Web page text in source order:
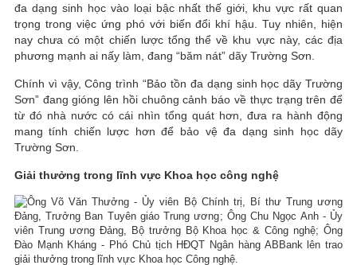
đa dạng sinh học vào loại bậc nhất thế giới, khu vực rất quan
trọng trong việc ứng phó với biến đổi khí hậu. Tuy nhiên, hiện
nay chưa có một chiến lược tổng thể về khu vực này, các địa
phương mạnh ai nấy làm, đang “băm nát” dãy Trường Sơn.
Chính vì vậy, Công trình “Bảo tồn đa dạng sinh học dãy Trường
Sơn” đang gióng lên hồi chuông cảnh báo về thực trạng trên để
từ đó nhà nước có cái nhìn tổng quát hơn, đưa ra hành động
mang tính chiến lược hơn để bảo vệ đa dạng sinh học dãy
Trường Sơn.
Giải thưởng trong lĩnh vực Khoa học công nghệ